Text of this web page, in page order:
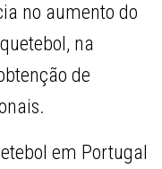
no aumento do
na
de
em Portugal